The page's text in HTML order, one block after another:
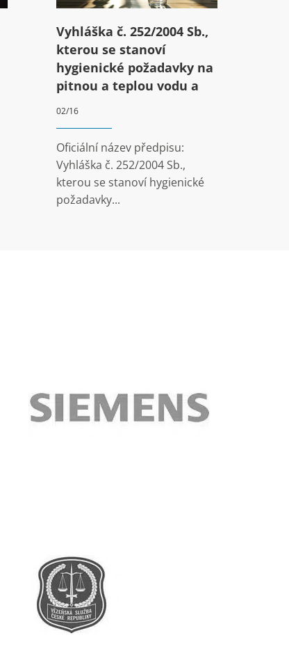
Vyhláška č. 252/2004 Sb.,
kterou se stanoví
hygienické požadavky na
pitnou a teplou vodu a
02/16
Oficiální název předpisu:
Vyhláška č. 252/2004 Sb.,
kterou se stanoví hygienické
požadavky...